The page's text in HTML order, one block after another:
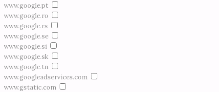
www.google.pt
www.google.ro
www.google.rs
www.google.se
www.google.si
www.google.sk
www.google.tn
www.googleadservices.com
www.gstatic.com